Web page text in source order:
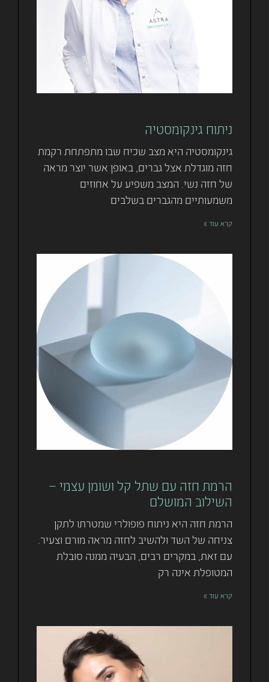
ניתוח גינקומסטיה
גינקומסטיה היא מצב שכיח שבו מתפתחת רקמת
חזה מוגדלת אצל גברים, באופן אשר יוצר מראה
של חזה נשי. המצב משפיע על אחוזים
משמעותיים מהגברים בשלבים
קרא עוד »
הרמת חזה עם שתל קל ושומן עצמי –
השילוב המושלם
הרמת חזה היא ניתוח פופולרי שמטרתו לתקן
צניחה של השד ולהשיב לחזה מראה מורם וצעיר.
עם זאת, במקרים רבים, הבעיה ממנה סובלת
המטופלת אינה רק
קרא עוד »